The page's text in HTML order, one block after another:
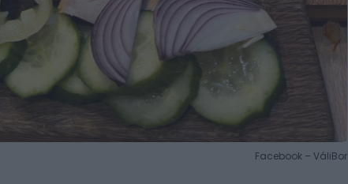
Facebook – VáliBor